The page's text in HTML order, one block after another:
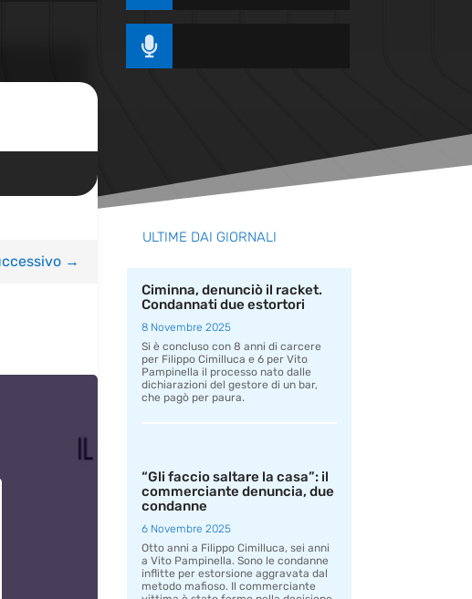

→
ULTIME DAI GIORNALI
Ciminna, denunciò il racket.
Condannati due estortori
8 Novembre 2025
Si è concluso con 8 anni di carcere
per Filippo Cimilluca e 6 per Vito
Pampinella il processo nato dalle
dichiarazioni del gestore di un bar,
che pagò per paura.
“Gli faccio saltare la casa”: il
commerciante denuncia, due
condanne
6 Novembre 2025
Otto anni a Filippo Cimilluca, sei anni
a Vito Pampinella. Sono le condanne
inflitte per estorsione aggravata dal
metodo mafioso. Il commerciante